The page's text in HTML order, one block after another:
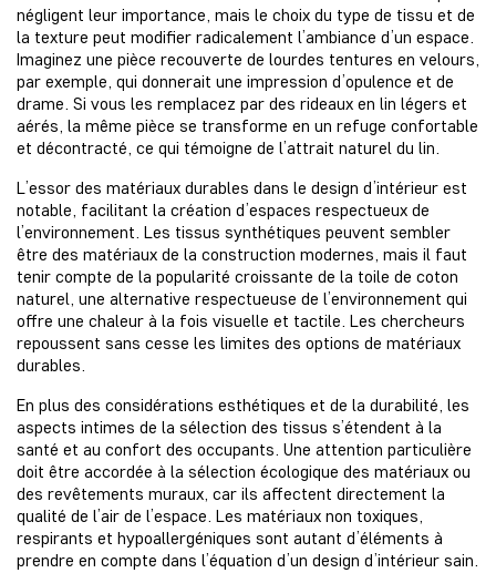
négligent leur importance, mais le choix du type de tissu et de
la texture peut modifier radicalement l’ambiance d’un espace.
Imaginez une pièce recouverte de lourdes tentures en velours,
par exemple, qui donnerait une impression d’opulence et de
drame. Si vous les remplacez par des rideaux en lin légers et
aérés, la même pièce se transforme en un refuge confortable
et décontracté, ce qui témoigne de l’attrait naturel du lin.
L’essor des matériaux durables dans le design d’intérieur est
notable, facilitant la création d’espaces respectueux de
l’environnement. Les tissus synthétiques peuvent sembler
être des matériaux de la construction modernes, mais il faut
tenir compte de la popularité croissante de la toile de coton
naturel, une alternative respectueuse de l’environnement qui
offre une chaleur à la fois visuelle et tactile. Les chercheurs
repoussent sans cesse les limites des options de matériaux
durables.
En plus des considérations esthétiques et de la durabilité, les
aspects intimes de la sélection des tissus s’étendent à la
santé et au confort des occupants. Une attention particulière
doit être accordée à la sélection écologique des matériaux ou
des revêtements muraux, car ils affectent directement la
qualité de l’air de l’espace. Les matériaux non toxiques,
respirants et hypoallergéniques sont autant d’éléments à
prendre en compte dans l’équation d’un design d’intérieur sain.